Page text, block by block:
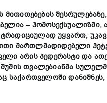
ს მითითებებისშესრულებაზე,
– ჰომოსექსუალიზმი,
ტრადიციულადუყვართ,
მართლმადიდებელი
არის პედერასტიდა
შუშისთვალებიანმა
საქართველოში დანიშნეს,